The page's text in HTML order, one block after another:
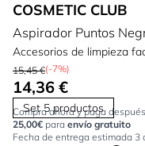
COSMETIC CLUB
Aspirador Puntos
Accesorios de limpieza
15,45 €(-7%)
14,36 €
Set 5 productos
Compra ahora y paga
25,00€ para envío gratuito
Fecha de entrega estimada 3